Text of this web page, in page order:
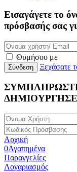
Εισαγάγετε το
πρόσβασής σας
Θυμήσου με
Ξεχάσατε
Αρχική
0Αγαπημένα
Παραγγελίες
Λογαριασμός